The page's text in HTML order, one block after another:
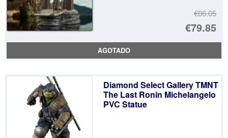
€86.05
El
€79.85
El
AGOTADO
Diamond Select Gallery TMNT
The Last Ronin Michelangelo
PVC Statue